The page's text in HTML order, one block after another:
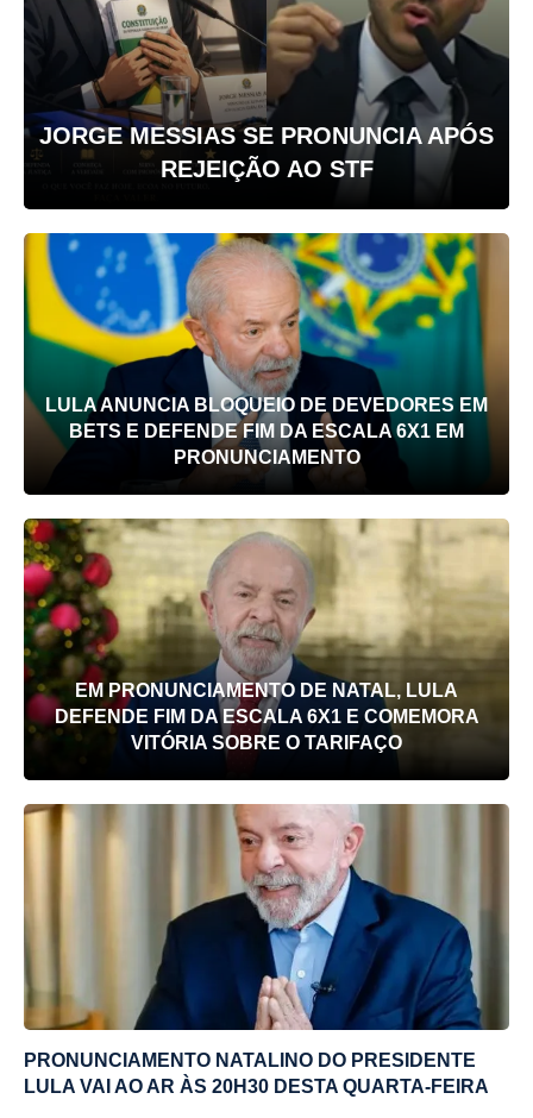
JORGE MESSIAS SE PRONUNCIA APÓS
REJEIÇÃO AO STF
LULA ANUNCIA BLOQUEIO DE DEVEDORES EM
BETS E DEFENDE FIM DA ESCALA 6X1 EM
PRONUNCIAMENTO
EM PRONUNCIAMENTO DE NATAL, LULA
DEFENDE FIM DA ESCALA 6X1 E COMEMORA
VITÓRIA SOBRE O TARIFAÇO
PRONUNCIAMENTO NATALINO DO PRESIDENTE
LULA VAI AO AR ÀS 20H30 DESTA QUARTA-FEIRA